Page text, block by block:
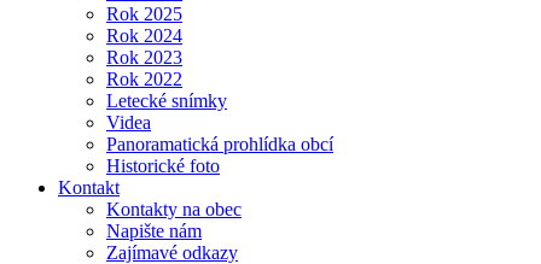
Rok 2025
Rok 2024
Rok 2023
Rok 2022
Letecké snímky
Videa
Panoramatická prohlídka obcí
Historické foto
Kontakt
Kontakty na obec
Napište nám
Zajímavé odkazy